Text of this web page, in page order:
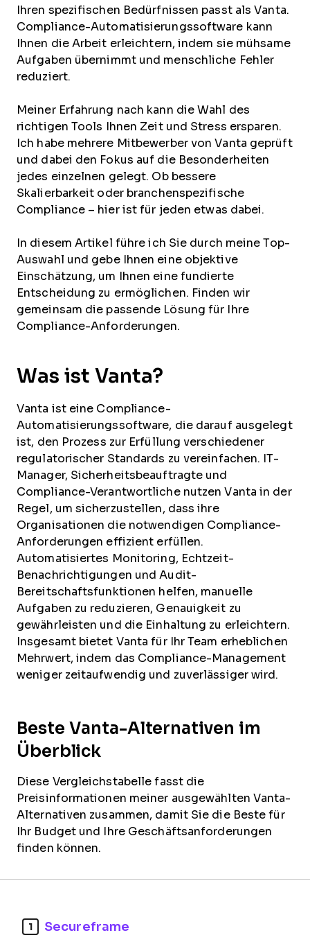
Ihren spezifischen Bedürfnissen passt als Vanta.
Compliance-Automatisierungssoftware kann
Ihnen die Arbeit erleichtern, indem sie mühsame
Aufgaben übernimmt und menschliche Fehler
reduziert.
Meiner Erfahrung nach kann die Wahl des
richtigen Tools Ihnen Zeit und Stress ersparen.
Ich habe mehrere Mitbewerber von Vanta geprüft
und dabei den Fokus auf die Besonderheiten
jedes einzelnen gelegt. Ob bessere
Skalierbarkeit oder branchenspezifische
Compliance – hier ist für jeden etwas dabei.
In diesem Artikel führe ich Sie durch meine Top-
Auswahl und gebe Ihnen eine objektive
Einschätzung, um Ihnen eine fundierte
Entscheidung zu ermöglichen. Finden wir
gemeinsam die passende Lösung für Ihre
Compliance-Anforderungen.
Was ist Vanta?
Vanta ist eine Compliance-
Automatisierungssoftware, die darauf ausgelegt
ist, den Prozess zur Erfüllung verschiedener
regulatorischer Standards zu vereinfachen. IT-
Manager, Sicherheitsbeauftragte und
Compliance-Verantwortliche nutzen Vanta in der
Regel, um sicherzustellen, dass ihre
Organisationen die notwendigen Compliance-
Anforderungen effizient erfüllen.
Automatisiertes Monitoring, Echtzeit-
Benachrichtigungen und Audit-
Bereitschaftsfunktionen helfen, manuelle
Aufgaben zu reduzieren, Genauigkeit zu
gewährleisten und die Einhaltung zu erleichtern.
Insgesamt bietet Vanta für Ihr Team erheblichen
Mehrwert, indem das Compliance-Management
weniger zeitaufwendig und zuverlässiger wird.
Beste Vanta-Alternativen im
Überblick
Diese Vergleichstabelle fasst die
Preisinformationen meiner ausgewählten Vanta-
Alternativen zusammen, damit Sie die Beste für
Ihr Budget und Ihre Geschäftsanforderungen
finden können.
1 Secureframe